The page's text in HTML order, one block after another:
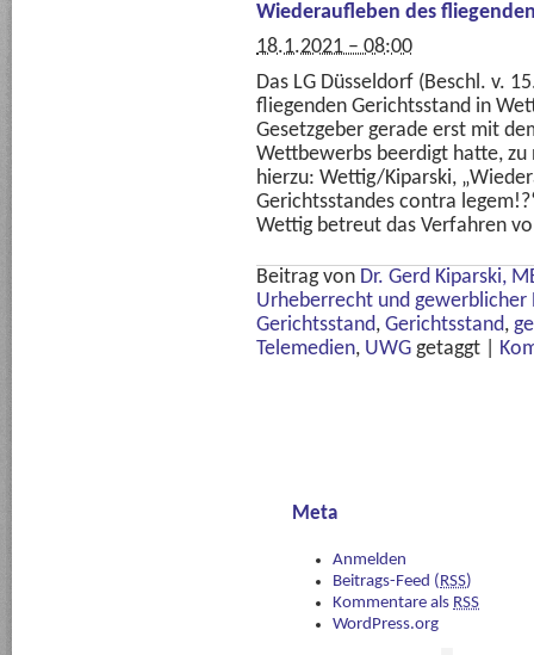
Wiederaufleben des
18.1.2021 – 08:00
Das LG Düsseldorf (Beschl. v.
fliegenden Gerichtsstand in
Gesetzgeber gerade erst mit
Wettbewerbs beerdigt hatte,
hierzu: Wettig/Kiparski,
Gerichtsstandes contra
Wettig betreut das Verfahren
Beitrag von Dr. Gerd Kiparski,
Urheberrecht und gewerblicher
Gerichtsstand, Gerichtsstand,
Telemedien, UWG getaggt
Meta
Anmelden
Beitrags-Feed (RSS)
Kommentare als RSS
WordPress.org